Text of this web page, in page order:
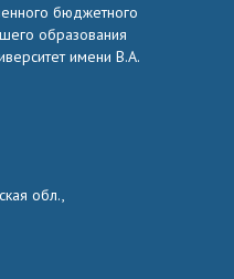
бюджетного
образования
имени В.А.
обл.,